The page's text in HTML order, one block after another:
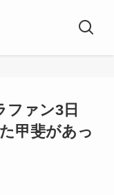
ファン3日
甲斐があっ